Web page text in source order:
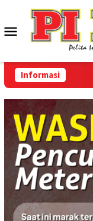
konten
Menu
Mobile
Informasi